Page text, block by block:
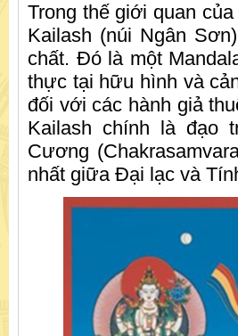
Trong thế giới quan của
Kailash (núi Ngân
chất. Đó là một
thực tại hữu hình và
đối với các hành giả
Kailash chính là đạo
Cương
nhất giữa Đại lạc và